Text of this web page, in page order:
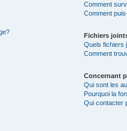
Comment
Comment
Fichiers
Quels fichiers
Comment
Concernant
Qui sont les
Pourquoi la
Qui contacter